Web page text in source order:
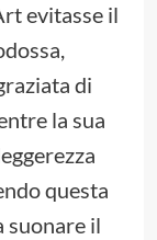
evitasse il
di
la sua
questa
suonare il